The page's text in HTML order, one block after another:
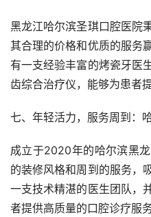
黑龙江哈尔滨圣琪口腔医院
其合理的价格和优质的服务
有一支经验丰富的烤瓷牙医
齿综合治疗仪，能够为患者
七、年轻活力，服务周到：
成立于2020年的哈尔滨黑
的装修风格和周到的服务，
一支技术精湛的医生团队，
者提供高质量的口腔诊疗服务